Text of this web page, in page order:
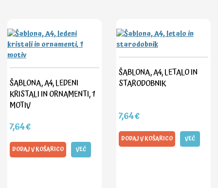
ŠABLONA, A4, LEDENI
KRISTALI IN ORNAMENTI, 1
MOTIV
7,64€
DODAJ V KOŠARICO VEČ
ŠABLONA, A4, LETALO IN
STARODOBNIK
7,64€
DODAJ V KOŠARICO VEČ